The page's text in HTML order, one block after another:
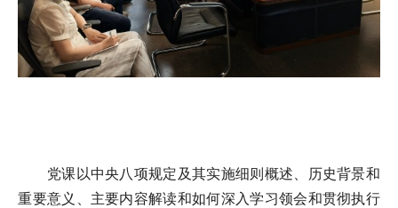
党课以中央八项规定及其实施细则概述、历史背景和
重要意义、主要内容解读和如何深入学习领会和贯彻执行